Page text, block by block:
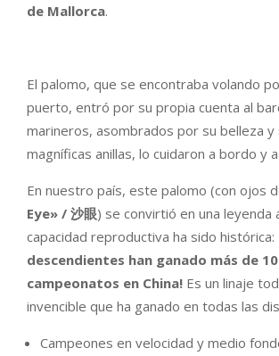
de Mallorca.
El palomo, que se encontraba volando
puerto, entró por su propia cuenta al
marineros, asombrados por su belleza y
magníficas anillas, lo cuidaron a bordo y
En nuestro país, este palomo (con ojos
Eye» / 沙眼) se convirtió en una leyenda
capacidad reproductiva ha sido histórica:
descendientes han ganado más de
campeonatos en China! Es un linaje
invencible que ha ganado en todas las
Campeones en velocidad y medio